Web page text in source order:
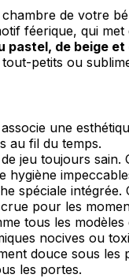
de votre
féerique, qui
pastel, de beige
petits ou
une
au fil du temps.
jeu toujours
spéciale intégrée.
pour les
tous les
nocives ou
douce sous
les portes.
le site ne fonctionnera
qui modifient
les visiteurs
Le but est d'afficher
pour les éditeurs et les